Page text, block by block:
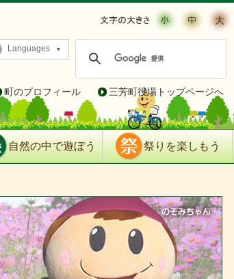
Languages
町のプロフィール 三芳町役場トップページへ
自然の中で遊ぼう 祭りを楽しもう